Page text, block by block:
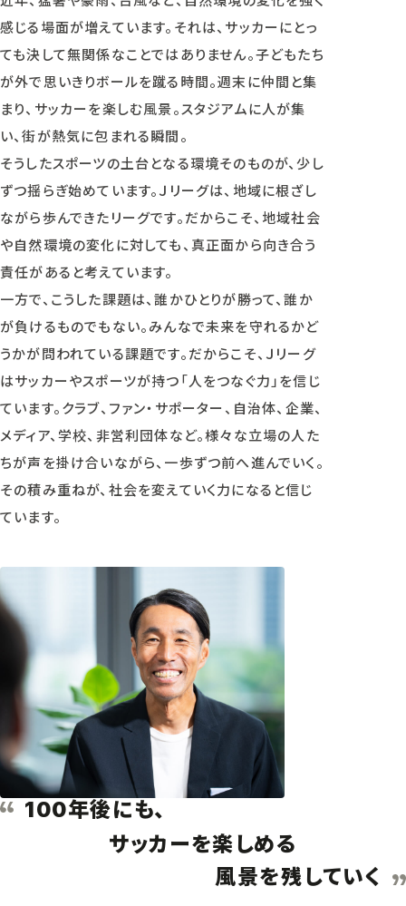
感じる場面が増えています。それは、サッカーにとっ
ても決して無関係なことではありません。子どもたち
が外で思いきりボールを蹴る時間。週末に仲間と集
まり、サッカーを楽しむ風景。スタジアムに人が集
い、街が熱気に包まれる瞬間。
そうしたスポーツの土台となる環境そのものが、少し
ずつ揺らぎ始めています。Ｊリーグは、地域に根ざし
ながら歩んできたリーグです。だからこそ、地域社会
や自然環境の変化に対しても、真正面から向き合う
責任があると考えています。
一方で、こうした課題は、誰かひとりが勝って、誰か
が負けるものでもない。みんなで未来を守れるかど
うかが問われている課題です。だからこそ、Ｊリーグ
はサッカーやスポーツが持つ「人をつなぐ力」を信じ
ています。クラブ、ファン・サポーター、自治体、企業、
メディア、学校、非営利団体など。様々な立場の人た
ちが声を掛け合いながら、一歩ずつ前へ進んでいく。
その積み重ねが、社会を変えていく力になると信じ
ています。
100年後にも、
サッカーを楽しめる
風景を残していく